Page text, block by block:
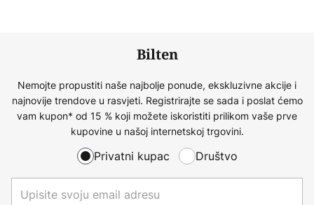
Bilten
Nemojte propustiti naše najbolje ponude, ekskluzivne akcije i
najnovije trendove u rasvjeti. Registrirajte se sada i poslat ćemo
vam kupon* od 15 % koji možete iskoristiti prilikom vaše prve
kupovine u našoj internetskoj trgovini.
Privatni kupac Društvo